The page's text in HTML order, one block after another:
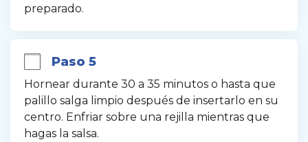
preparado.
Paso 5
Hornear durante 30 a 35 minutos o hasta que
palillo salga limpio después de insertarlo en su
centro. Enfriar sobre una rejilla mientras que
hagas la salsa.